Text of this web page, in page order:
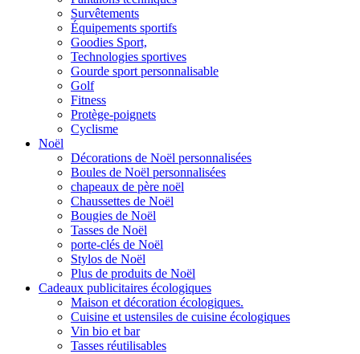
Survêtements
Équipements sportifs
Goodies Sport,
Technologies sportives
Gourde sport personnalisable
Golf
Fitness
Protège-poignets
Cyclisme
Noël
Décorations de Noël personnalisées
Boules de Noël personnalisées
chapeaux de père noël
Chaussettes de Noël
Bougies de Noël
Tasses de Noël
porte-clés de Noël
Stylos de Noël
Plus de produits de Noël
Cadeaux publicitaires écologiques
Maison et décoration écologiques.
Cuisine et ustensiles de cuisine écologiques
Vin bio et bar
Tasses réutilisables